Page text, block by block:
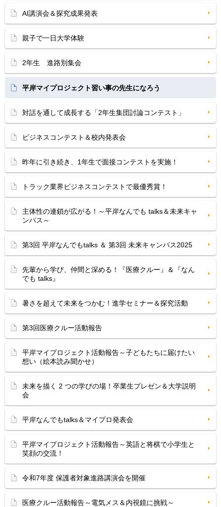
AI講演会＆探究成果発表
親子で一日大学体験
2年生 進路別集会
平岸マイプロジェクト習い事の先生になろう
対話を通して成長する「2年生集団討論コンテスト」
ビジネスコンテスト＆校内発表会
昨年に引き続き、1年生で面接コンテストを実施！
トラック業界ビジネスコンテストで最優秀賞！
主体性の連鎖が広がる！～平岸なんでも talks＆未来キャ
ンパス～
第3回 平岸なんでもtalks ＆ 第3回 未来キャンパス2025
先輩から学び、仲間と深める！『医療クルー』＆『なん
でも talks』
暑さを超えて未来をつかむ！進学セミナー＆探究活動
第3回医療クルー活動報告
平岸マイプロジェクト活動報告～子どもたちに届けたい
想い（絵本読み聞かせ）
未来を描く 2 つの学びの場！卒業生プレゼン＆大学説明
会
平岸なんでもtalks＆マイプロ発表会
平岸マイプロジェクト活動報告～英語と将棋で小学生と
笑顔の交流！
令和7年度 保護者対象進路講演会を開催
医療クルー活動報告～電気メス＆内視鏡に挑戦～